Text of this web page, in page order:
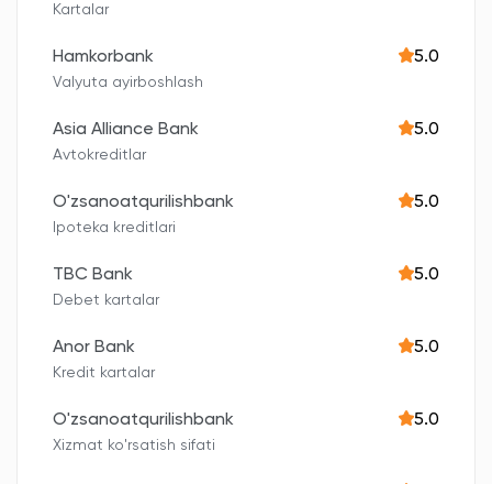
Kartalar
Hamkorbank 5.0
Valyuta ayirboshlash
Asia Alliance Bank 5.0
Avtokreditlar
O'zsanoatqurilishbank 5.0
Ipoteka kreditlari
TBC Bank 5.0
Debet kartalar
Anor Bank 5.0
Kredit kartalar
O'zsanoatqurilishbank 5.0
Xizmat ko'rsatish sifati